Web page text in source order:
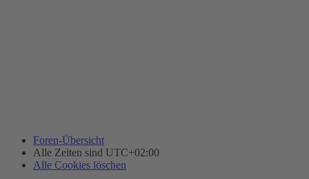
Foren-Übersicht
Alle Zeiten sind UTC+02:00
Alle Cookies löschen